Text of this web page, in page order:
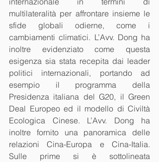
multilateralità per affrontare insieme le
sfide globali odierne, come i
cambiamenti climatici. L’Avv. Dong ha
inoltre evidenziato come questa
esigenza sia stata recepita dai leader
politici internazionali, portando ad
esempio il programma della
Presidenza italiana del G20, il Green
Deal Europeo ed il modello di Civiltà
Ecologica Cinese. L’Avv. Dong ha
inoltre fornito una panoramica delle
relazioni Cina-Europa e Cina-Italia.
Sulle prime si è sottolineata